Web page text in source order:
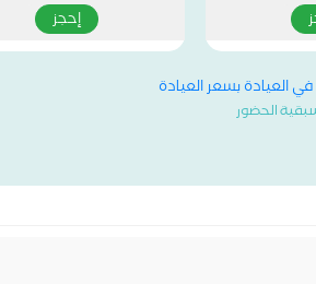
إحجز
العيادة بسعر العيادة
الحضور